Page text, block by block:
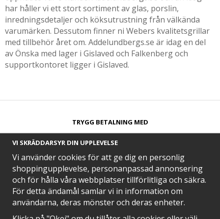
har håller vi ett stort sortiment av glas, porslin,
inredningsdetaljer och köksutrustning från välkända
varumärken. Dessutom finner ni Webers kvalitetsgrillar
med tillbehör året om. Addelundbergs.se är idag en del
av Önska med lager i Gislaved och Falkenberg och
supportkontoret ligger i Gislaved.
TRYGG BETALNING MED​
SNABB LEVERANS MED
VI SKRÄDDARSYR DIN UPPLEVELSE
Vi använder cookies för att ge dig en personlig
shoppingupplevelse, personanpassad annonsering
och för hålla våra webbplatser tillförlitliga och säkra.
För detta ändamål samlar vi in information om
användarna, deras mönster och deras enheter.